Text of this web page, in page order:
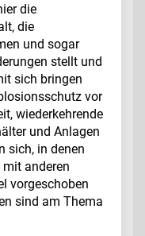
die
die
und sogar
stellt und
sich bringen
vor
wiederkehrende
und Anlagen
sich, in denen
anderen
vorgeschoben
sind am Thema